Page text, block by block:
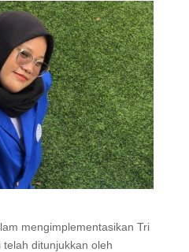
mengimplementasikan Tri
ditunjukkan oleh